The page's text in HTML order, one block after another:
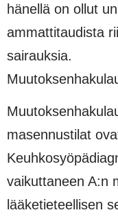
hänellä on ollut
ammattitaudista
sairauksia.
masennustilat
vaikuttaneen A:n
lääketieteellisen